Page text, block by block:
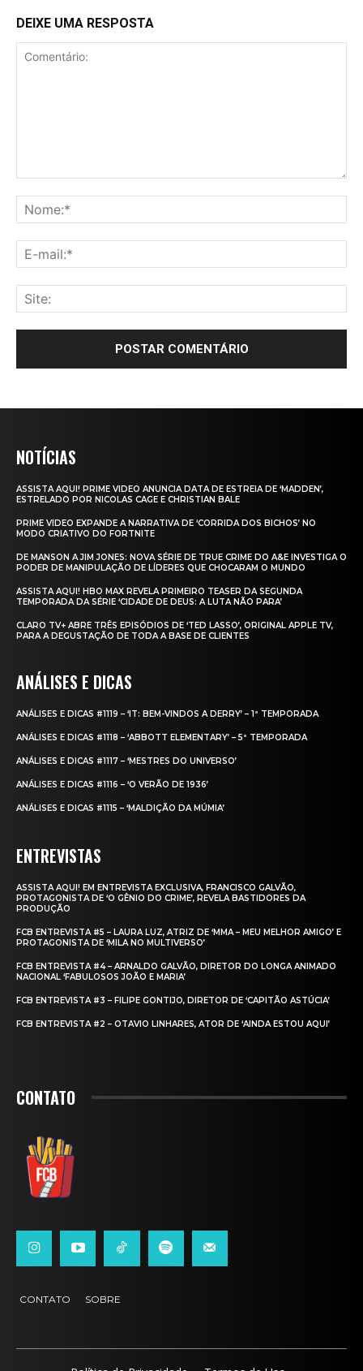
DEIXE UMA RESPOSTA
NOTÍCIAS
ASSISTA AQUI! PRIME VIDEO ANUNCIA DATA DE ESTREIA DE ‘MADDEN’,
ESTRELADO POR NICOLAS CAGE E CHRISTIAN BALE
PRIME VIDEO EXPANDE A NARRATIVA DE ‘CORRIDA DOS BICHOS’ NO
MODO CRIATIVO DO FORTNITE
DE MANSON A JIM JONES: NOVA SÉRIE DE TRUE CRIME DO A&E INVESTIGA O
PODER DE MANIPULAÇÃO DE LÍDERES QUE CHOCARAM O MUNDO
ASSISTA AQUI! HBO MAX REVELA PRIMEIRO TEASER DA SEGUNDA
TEMPORADA DA SÉRIE ‘CIDADE DE DEUS: A LUTA NÃO PARA’
CLARO TV+ ABRE TRÊS EPISÓDIOS DE ‘TED LASSO’, ORIGINAL APPLE TV,
PARA A DEGUSTAÇÃO DE TODA A BASE DE CLIENTES
ANÁLISES E DICAS
ANÁLISES E DICAS #1119 – ‘IT: BEM-VINDOS A DERRY’ – 1ª TEMPORADA
ANÁLISES E DICAS #1118 – ‘ABBOTT ELEMENTARY’ – 5ª TEMPORADA
ANÁLISES E DICAS #1117 – ‘MESTRES DO UNIVERSO’
ANÁLISES E DICAS #1116 – ‘O VERÃO DE 1936’
ANÁLISES E DICAS #1115 – ‘MALDIÇÃO DA MÚMIA’
ENTREVISTAS
ASSISTA AQUI! EM ENTREVISTA EXCLUSIVA, FRANCISCO GALVÃO,
PROTAGONISTA DE ‘O GÊNIO DO CRIME’, REVELA BASTIDORES DA
PRODUÇÃO
FCB ENTREVISTA #5 – LAURA LUZ, ATRIZ DE ‘MMA – MEU MELHOR AMIGO’ E
PROTAGONISTA DE ‘MILA NO MULTIVERSO’
FCB ENTREVISTA #4 – ARNALDO GALVÃO, DIRETOR DO LONGA ANIMADO
NACIONAL ‘FABULOSOS JOÃO E MARIA’
FCB ENTREVISTA #3 – FILIPE GONTIJO, DIRETOR DE ‘CAPITÃO ASTÚCIA’
FCB ENTREVISTA #2 – OTAVIO LINHARES, ATOR DE ‘AINDA ESTOU AQUI’
CONTATO
CONTATO SOBRE